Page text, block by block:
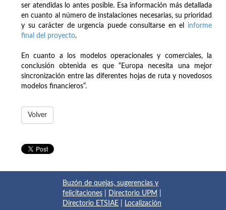
ser atendidas lo antes posible. Esa información más detallada
en cuanto al número de instalaciones necesarias, su prioridad
y su carácter de urgencia puede consultarse en el informe
final del proyecto.
En cuanto a los modelos operacionales y comerciales, la
conclusión obtenida es que “Europa necesita una mejor
sincronización entre las diferentes hojas de ruta y novedosos
modelos financieros”.
Volver
Buzón de quejas, sugerencias y
felicitaciones
Directorio UPM
Directorio ETSIAE
Localización